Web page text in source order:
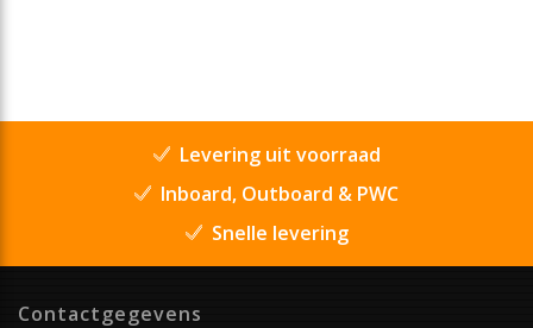
Levering uit voorraad
Inboard, Outboard & PWC
Snelle levering
Contactgegevens